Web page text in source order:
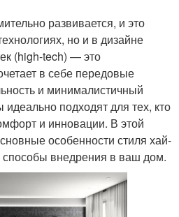
развивается, и это
но и в дизайне
(high-tech) — это
в себе передовые
и минималистичный
подходят для тех, кто
и инновации. В этой
особенности стиля хай-
способы внедрения в ваш дом.